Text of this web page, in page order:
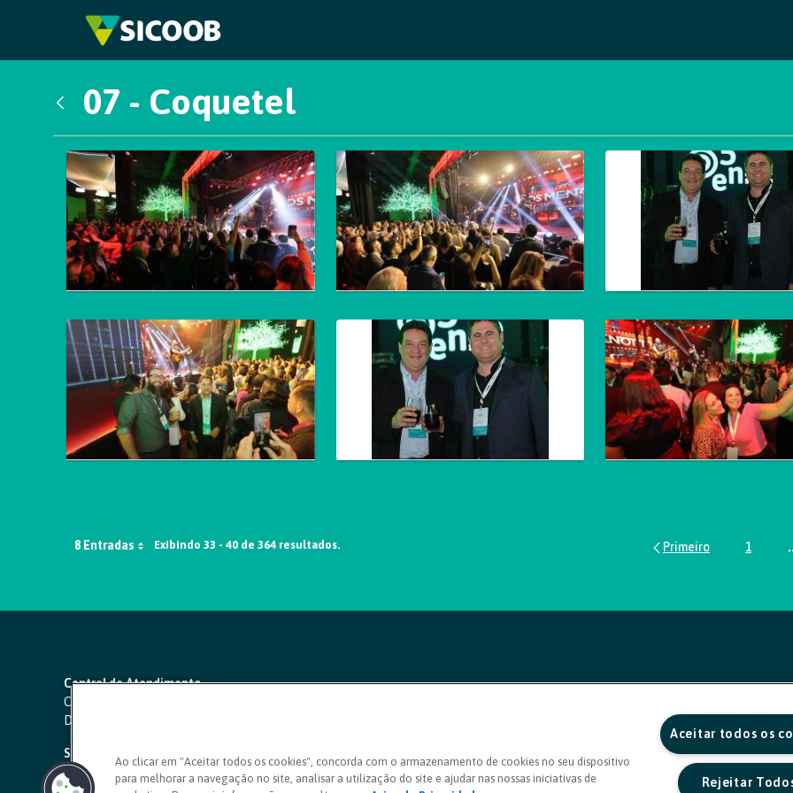
Pular para o Conteúdo principal
07 - Coquetel
Galeria de Mídias
8 Entradas Exibindo 33 - 40 de 364 resultados.
Página
1
Central de Atendimento
Capitais e regiões metropolitanas:
Demais localidades:
SAC 24 horas
Ouvidoria
Ao clicar em "Aceitar todos os cookies", concorda com o armazenamento de cookies no seu dispositivo
para melhorar a navegação no site, analisar a utilização do site e ajudar nas nossas iniciativas de
Aceitar todos os
Rejeitar